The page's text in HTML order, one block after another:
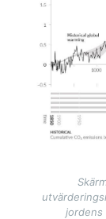
jordens